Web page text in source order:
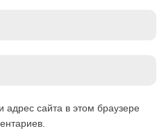
сайта в этом браузере